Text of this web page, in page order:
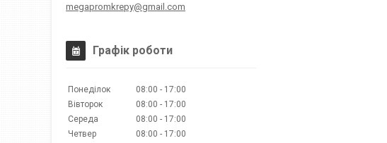
megapromkrepy@gmail.com
Графік роботи
Понеділок 08:00
17:00
Вівторок
08:00
17:00
Середа
08:00
17:00
Четвер
08:00
17:00